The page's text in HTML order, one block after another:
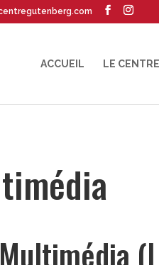
ACCUEIL LE